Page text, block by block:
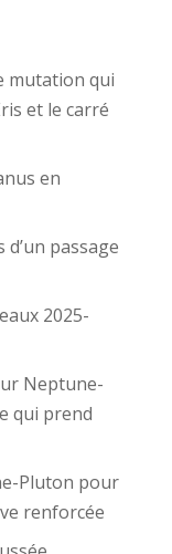
mutation qui
et le carré
en
passage
2025-
Neptune-
qui prend
Pluton pour
renforcée